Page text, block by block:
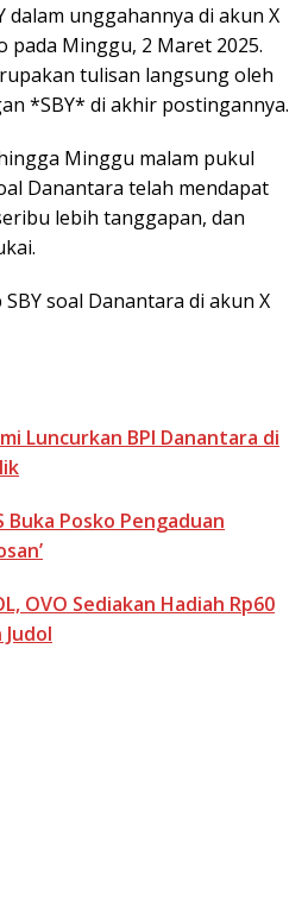
dalam unggahannya di akun X
pada Minggu, 2 Maret 2025.
tulisan langsung oleh
*SBY* di akhir postingannya.
Minggu malam pukul
Danantara telah mendapat
lebih tanggapan, dan
soal Danantara di akun X
Luncurkan BPI Danantara di
Buka Posko Pengaduan
OVO Sediakan Hadiah Rp60